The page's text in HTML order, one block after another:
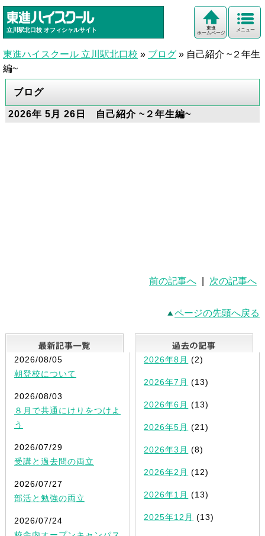
立川駅北口校 オフィシャルサイト メニュー
東進
ホームページ
東進ハイスクール 立川駅北口校 » ブログ » 自己紹介 ~２年生
編~
ブログ
2026年 5月 26日 自己紹介 ~２年生編~
前の記事へ 次の記事へ
ページの先頭へ戻る
最新記事一覧
2026/08/05
朝登校について
2026/08/03
８月で共通にけりをつけよ
う
2026/07/29
受講と過去問の両立
2026/07/27
部活と勉強の両立
2026/07/24
2026年8月 (2)
2026年7月 (13)
2026年6月 (13)
2026年5月 (21)
2026年3月 (8)
2026年2月 (12)
2026年1月 (13)
2025年12月 (13)